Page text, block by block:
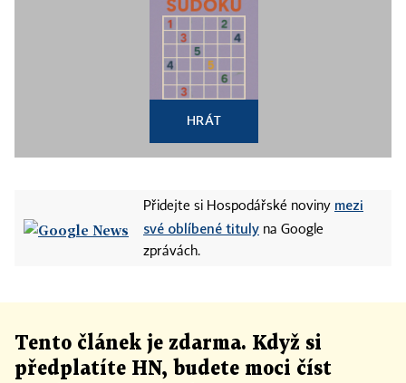
HRÁT
Přidejte si Hospodářské noviny mezi
své oblíbené tituly na Google
zprávách.
Tento článek je zdarma. Když si
předplatíte HN, budete moci číst